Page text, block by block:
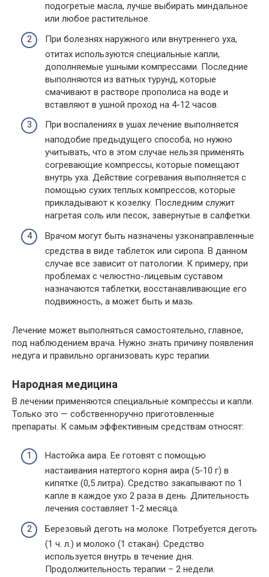
подогретые масла, лучше выбирать миндальное
или любое растительное.
При болезнях наружного или внутреннего уха,
отитах используются специальные капли,
дополняемые ушными компрессами. Последние
выполняются из ватных турунд, которые
смачивают в растворе прополиса на воде и
вставляют в ушной проход на 4-12 часов.
При воспалениях в ушах лечение выполняется
наподобие предыдущего способа, но нужно
учитывать, что в этом случае нельзя применять
согревающие компрессы, которые помещают
внутрь уха. Действие согревания выполняется с
помощью сухих теплых компрессов, которые
прикладывают к козелку. Последним служит
нагретая соль или песок, завернутые в салфетки.
Врачом могут быть назначены узконаправленные
средства в виде таблеток или сиропа. В данном
случае все зависит от патологии. К примеру, при
проблемах с челюстно-лицевым суставом
назначаются таблетки, восстанавливающие его
подвижность, а может быть и мазь.
Лечение может выполняться самостоятельно, главное,
под наблюдением врача. Нужно знать причину появления
недуга и правильно организовать курс терапии.
Народная медицина
В лечении применяются специальные компрессы и капли.
Только это — собственноручно приготовленные
препараты. К самым эффективным средствам относят:
Настойка аира. Ее готовят с помощью
настаивания натертого корня аира (5-10 г) в
кипятке (0,5 литра). Средство закапывают по 1
капле в каждое ухо 2 раза в день. Длительность
лечения составляет 1-2 месяца.
Березовый деготь на молоке. Потребуется деготь
(1 ч. л.) и молоко (1 стакан). Средство
используется внутрь в течение дня.
Продолжительность терапии – 2 недели.